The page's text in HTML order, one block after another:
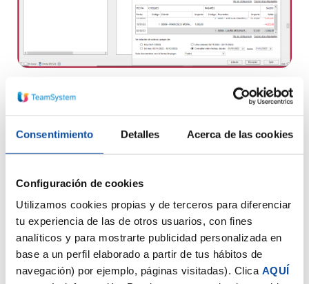
Consentimiento Detalles Acerca de las cookies
Configuración de cookies
Utilizamos cookies propias y de terceros para diferenciar
tu experiencia de las de otros usuarios, con fines
analíticos y para mostrarte publicidad personalizada en
base a un perfil elaborado a partir de tus hábitos de
navegación) por ejemplo, páginas visitadas). Clica AQUÍ
había sido tan fácil
completa y totalmente personalizada:
Catálogo de artículos y servicios configurable
según tu actividad
Generación de facturas en bloque desde
presupuestos o pedidos de clientes